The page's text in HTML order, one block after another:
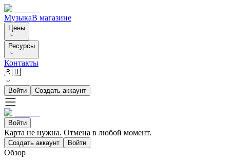
МузыкаВ магазине
Цены
Ресурсы
Контакты
🇷🇺
Войти Создать аккаунт
Войти
Карта не нужна. Отмена в любой момент.
Создать аккаунт Войти
Обзор